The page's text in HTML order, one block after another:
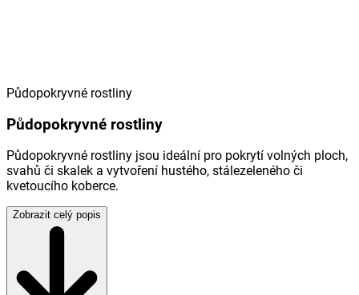
Půdopokryvné rostliny
Půdopokryvné rostliny
Půdopokryvné rostliny jsou ideální pro pokrytí volných ploch,
svahů či skalek a vytvoření hustého, stálezeleného či
kvetoucího koberce.
Zobrazit celý popis